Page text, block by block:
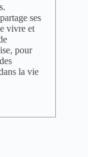
ses
vivre et
pour
la vie